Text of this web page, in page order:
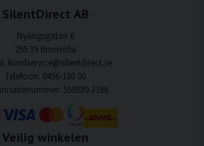
SilentDirect AB
Nyängsgatan 6
295 39 Bromölla
kundservice@silentdirect.se
Telefoon: 0456-100 00
559330-3166
Veilig winkelen